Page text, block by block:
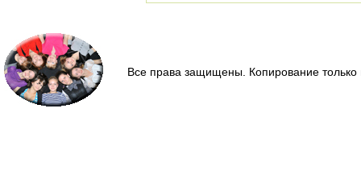
Все права защищены. Копирование только